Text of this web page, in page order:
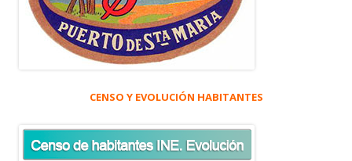
CENSO Y EVOLUCIÓN HABITANTES